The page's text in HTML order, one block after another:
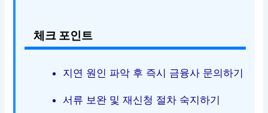
체크 포인트
지연 원인 파악 후 즉시 금융사 문의하기
서류 보완 및 재신청 절차 숙지하기